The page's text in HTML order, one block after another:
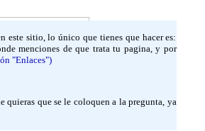
este sitio, lo único que tienes que hacer es:
menciones de que trata tu pagina, y por
"Enlaces")
quieras que se le coloquen a la pregunta, ya